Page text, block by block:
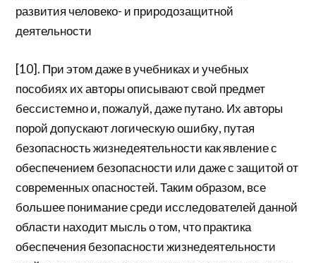
развития человеко- и природозащитной
деятельности
[10]. При этом даже в учебниках и учебных
пособиях их авторы описывают свой предмет
бессистемно и, пожалуй, даже путано. Их авторы
порой допускают логическую ошибку, путая
безопасность жизнедеятельности как явление с
обеспечением безопасности или даже с защитой от
современных опасностей. Таким образом, все
большее понимание среди исследователей данной
области находит мысль о том, что практика
обеспечения безопасности жизнедеятельности